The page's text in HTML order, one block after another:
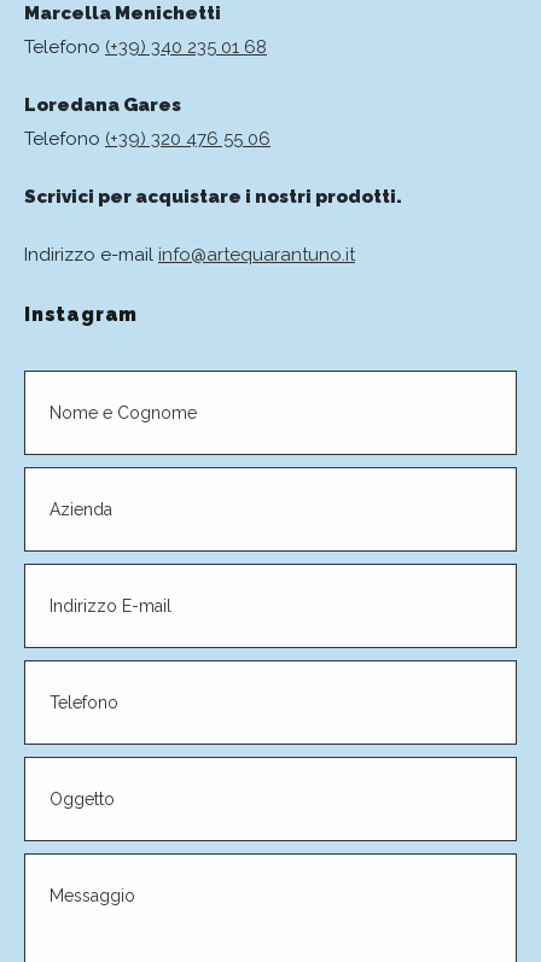
Marcella Menichetti
Telefono (+39) 340 235 01 68
Loredana Gares
Telefono (+39) 320 476 55 06
Scrivici per acquistare i nostri prodotti.
Indirizzo e-mail info@artequarantuno.it
Instagram